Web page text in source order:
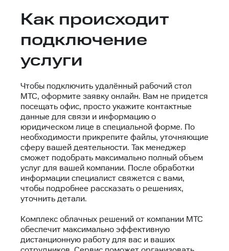
Как происходит
подключение
услуги
Чтобы подключить удалённый рабочий стол
МТС, оформите заявку онлайн. Вам не придется
посещать офис, просто укажите контактные
данные для связи и информацию о
юридическом лице в специальной форме. По
необходимости прикрепите файлы, уточняющие
сферу вашей деятельности. Так менеджер
сможет подобрать максимально полный объем
услуг для вашей компании. После обработки
информации специалист свяжется с вами,
чтобы подробнее рассказать о решениях,
уточнить детали.
Комплекс облачных решений от компании МТС
обеспечит максимально эффективную
дистанционную работу для вас и ваших